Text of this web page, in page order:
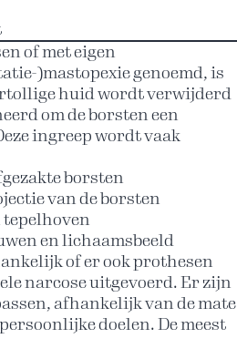
of met eigen
)mastopexie genoemd, is
huid wordt verwijderd
om de borsten een
ingreep wordt vaak
borsten
van de borsten
en lichaamsbeeld
of er ook prothesen
narcose uitgevoerd. Er zijn
afhankelijk van de mate
doelen. De meest